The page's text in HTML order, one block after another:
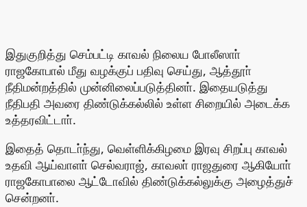
இதுகுறித்து செம்பட்டி காவல் நிலைய போலீஸாா்
ராஜகோபால் மீது வழக்குப் பதிவு செய்து, ஆத்தூா்
நீதிமன்றத்தில் முன்னிலைப்படுத்தினா். இதையடுத்து
நீதிபதி அவரை திண்டுக்கல்லில் உள்ள சிறையில் அடைக்க
உத்தரவிட்டாா்.
இதைத் தொடா்ந்து, வெள்ளிக்கிழமை இரவு சிறப்பு காவல்
உதவி ஆய்வாளா் செல்வராஜ், காவலா் ராஜதுரை ஆகியோா்
ராஜகோபாலை ஆட்டோவில் திண்டுக்கல்லுக்கு அழைத்துச்
சென்றனா்.